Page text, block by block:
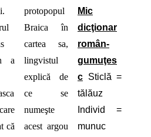
a
că
protopopul
Mic
dicţionar
român-
gumuţes
c Sticlă =
tălăuz
Individ =
munuc